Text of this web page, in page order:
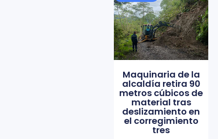
Maquinaria de la
alcaldía retira 90
metros cúbicos de
material tras
deslizamiento en
el corregimiento
tres